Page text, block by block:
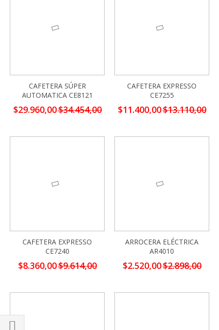
CAFETERA SÚPER
AUTOMATICA CE8121
Precio
especial
$29.960,00$34.454,00
CAFETERA EXPRESSO
CE7255
Precio
especial
$11.400,00$13.110,00
CAFETERA EXPRESSO
CE7240
Precio
especial
$8.360,00$9.614,00
ARROCERA ELÉCTRICA
AR4010
Precio
especial
$2.520,00$2.898,00